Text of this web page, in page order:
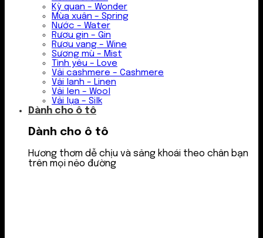
Kỳ quan – Wonder
Mùa xuân – Spring
Nước – Water
Rượu gin – Gin
Rượu vang – Wine
Sương mù – Mist
Tình yêu – Love
Vải cashmere – Cashmere
Vải lanh – Linen
Vải len – Wool
Vải lụa – Silk
Dành cho ô tô
Dành cho ô tô
Hương thơm dễ chịu và sảng khoái theo chân bạn
trên mọi nẻo đường